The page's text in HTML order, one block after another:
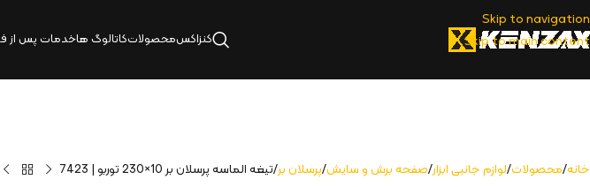
Skip to navigation
Skip to main content
کنزاکسمحصولاتکاتالوگ‌ هاخدمات پس از
خانه محصولات لوازم جانبی ابزار صفحه برش و سایش پرسلان بر تيغه الماسه پرسلان بر 10×230 توربو | 7423